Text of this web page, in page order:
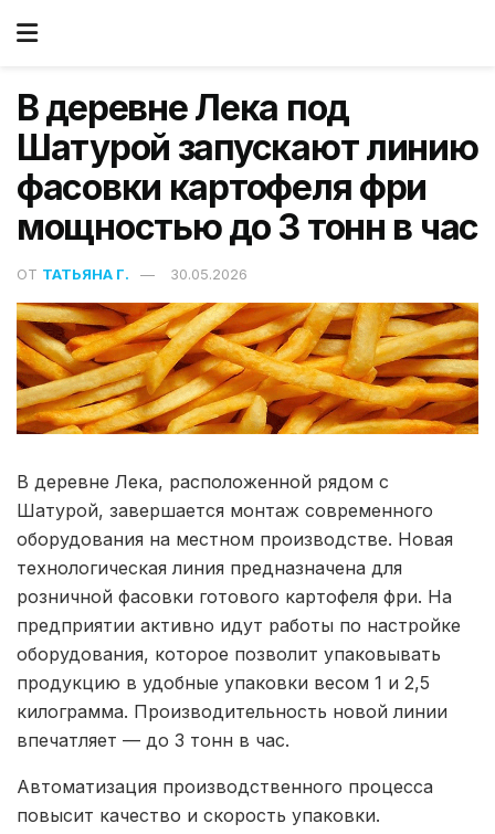
В деревне Лека под
Шатурой запускают линию
фасовки картофеля фри
мощностью до 3 тонн в час
ОТ ТАТЬЯНА Г. 30.05.2026
В деревне Лека, расположенной рядом с
Шатурой, завершается монтаж современного
оборудования на местном производстве. Новая
технологическая линия предназначена для
розничной фасовки готового картофеля фри. На
предприятии активно идут работы по настройке
оборудования, которое позволит упаковывать
продукцию в удобные упаковки весом 1 и 2,5
килограмма. Производительность новой линии
впечатляет — до 3 тонн в час.
Автоматизация производственного процесса
повысит качество и скорость упаковки.